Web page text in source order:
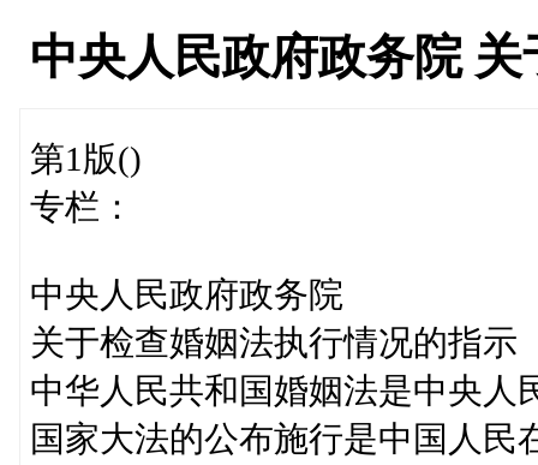
中央人民政府政务院
第1版()
专栏：
中央人民政府政务院
关于检查婚姻法执行情况的指示
中华人民共和国婚姻法是中央人
国家大法的公布施行是中国人